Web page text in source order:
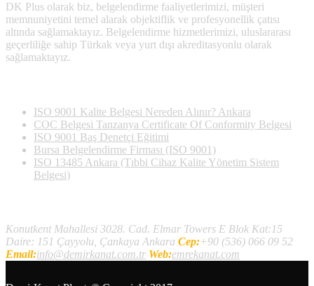
DK Plus olarak biz, belgelendirme faaliyetlerimizi, müşteri
memnuniyetini temel alarak objektiflik ve profesyonellik çatısı
altında sağlamaktayız. Belgelendirme hizmetlerimizi, uluslararası
geçerliliğe sahip Türkak veya yurt dışı akreditasyonlu olarak
sağlamaktayız.
ISO 9001 Kalite Belgesi Nereden Alınır? Ankara
COC Belgesi Tanzanya Certificate Of Conformity Belgesi
ISO 9001 Baş Denetçi Eğitimi
Bursa Belgelendirme Firması (ISO 9001)
ISO 13485 Ankara (Tıbbi Cihaz Kalite Yönetim Sistem
Belgesi)
Konutkent Mahallesi 3028. Cad. Elmar Towers E Blok Kat:15
Daire: 151 Çayyolu, Çankaya Ankara Cep:+90 (536) 066 09 52
Email:info@demirkanat.com.tr Web:emrekanat.com